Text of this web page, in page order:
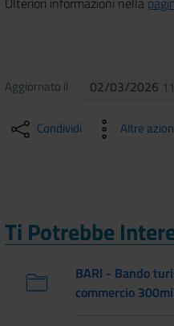
Aggiornato il 02/03/2026
Condividi Altre
Ti Potrebbe
BARI - Bando
commercio